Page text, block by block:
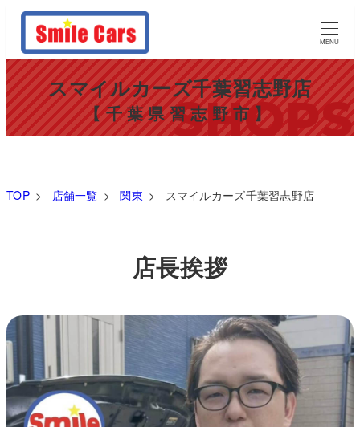
MENU
スマイルカーズ千葉習志野店
【千葉県習志野市】
TOP > 店舗一覧 >関東 > スマイルカーズ千葉習志野店
店長挨拶